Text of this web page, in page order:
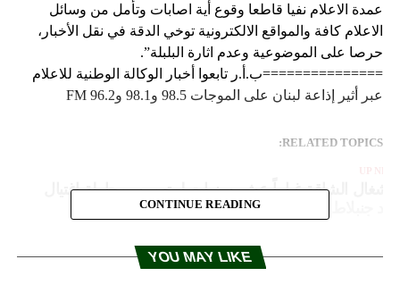
عمدة الاعلام نفيا قاطعا وقوع أية اصابات وتأمل من وسائل
الاعلام كافة والمواقع الالكترونية توخي الدقة في نقل الأخبار،
حرصا على الموضوعية وعدم اثارة البلبلة”.
===============ب.أ.ر تابعوا أخبار الوكالة الوطنية للاعلام
عبر أثير إذاعة لبنان على الموجات 98.5 و98.1 و96.2 FM
RELATED TOPICS:
الشاقة غيابياً عشر سنوات لمتهمين بمحاولة اغتيال
الحواط عرض مع رئيس بلدية إده ومخاتير منطقة الحروف
جبيل حاجات المنطقة
CONTINUE READING
YOU MAY LIKE